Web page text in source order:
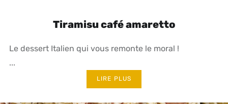
Tiramisu café amaretto
Le dessert Italien qui vous remonte le moral !
...
LIRE PLUS